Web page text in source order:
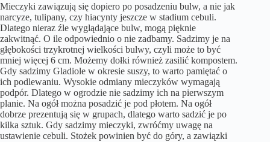
Mieczyki zawiązują się dopiero po posadzeniu bulw, a nie jak
narcyze, tulipany, czy hiacynty jeszcze w stadium cebuli.
Dlatego nieraz źle wyglądające bulw, mogą pięknie
zakwitnąć. O ile odpowiednio o nie zadbamy. Sadzimy je na
głębokości trzykrotnej wielkości bulwy, czyli może to być
mniej więcej 6 cm. Możemy dołki również zasilić kompostem.
Gdy sadzimy Gladiole w okresie suszy, to warto pamiętać o
ich podlewaniu. Wysokie odmiany mieczyków wymagają
podpór. Dlatego w ogrodzie nie sadzimy ich na pierwszym
planie. Na ogół można posadzić je pod płotem. Na ogół
dobrze prezentują się w grupach, dlatego warto sadzić je po
kilka sztuk. Gdy sadzimy mieczyki, zwróćmy uwagę na
ustawienie cebuli. Stożek powinien być do góry, a zawiązki